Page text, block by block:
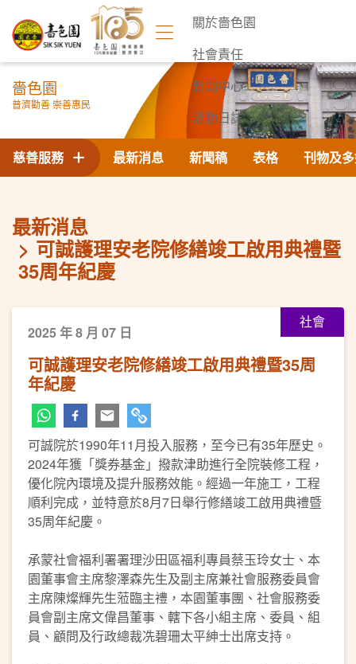
關於嗇色園
社會責任
新聞中心
活動日誌
聯絡我們
嗇色園
普濟勸善 崇善惠民
最新消息 新聞稿 表格 刊物及
慈善服務
最新消息
可誠護理安老院修繕竣工啟用典禮暨
35周年紀慶
社會
2025 年 8 月 07 日
可誠護理安老院修繕竣工啟用典禮暨35周
年紀慶
可誠院於1990年11月投入服務，至今已有35年歷史。
2024年獲「獎券基金」撥款津助進行全院裝修工程，
優化院內環境及提升服務效能。經過一年施工，工程
順利完成，並特意於8月7日舉行修繕竣工啟用典禮暨
35周年紀慶。
承蒙社會福利署署理沙田區福利專員蔡玉玲女士、本
園董事會主席黎澤森先生及副主席兼社會服務委員會
主席陳燦輝先生蒞臨主禮，本園董事團、社會服務委
員會副主席文偉昌董事、轄下各小組主席、委員、組
員、顧問及行政總裁冼碧珊太平紳士出席支持。